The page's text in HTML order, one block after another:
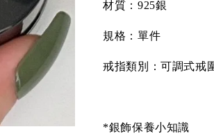
材質：925銀
規格：單件
戒指類別：可調式戒
*銀飾保養小知識